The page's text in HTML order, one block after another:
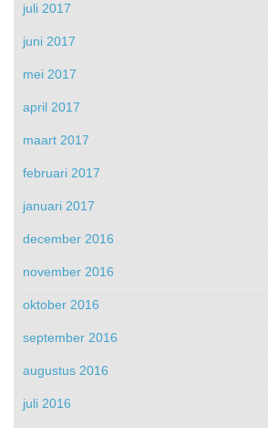
juli 2017
juni 2017
mei 2017
april 2017
maart 2017
februari 2017
januari 2017
december 2016
november 2016
oktober 2016
september 2016
augustus 2016
juli 2016